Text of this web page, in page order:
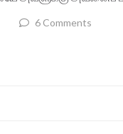
6 Comments